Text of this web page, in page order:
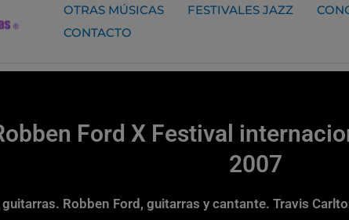
OTRAS MÚSICAS FESTIVALES JAZZ
CONTACTO
Ford X Festival
2007
guitarras. Robben Ford, guitarras y cantante. Travis